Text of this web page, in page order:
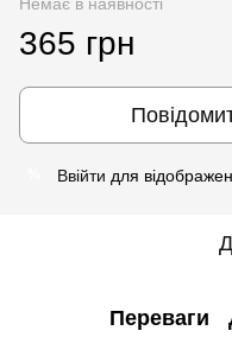
365 грн
Ввійти для
Переваги